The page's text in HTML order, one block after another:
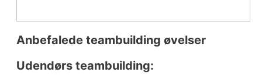
Anbefalede teambuilding øvelser
Udendørs teambuilding: